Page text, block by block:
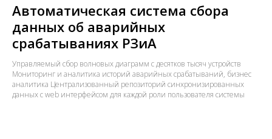
Автоматическая система сбора
данных об аварийных
срабатываниях РЗиА
Управляемый сбор волновых диаграмм с десятков тысяч устройств
Мониторинг и аналитика историй аварийных срабатываний, бизнес
аналитика Централизованный репозиторий синхронизированных
данных с web интерфейсом для каждой роли пользователя системы